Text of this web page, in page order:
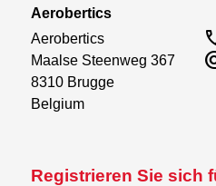
Registrieren Sie sich
Aerobertics
Aerobertics
Maalse Steenweg 367
8310 Brugge
Belgium